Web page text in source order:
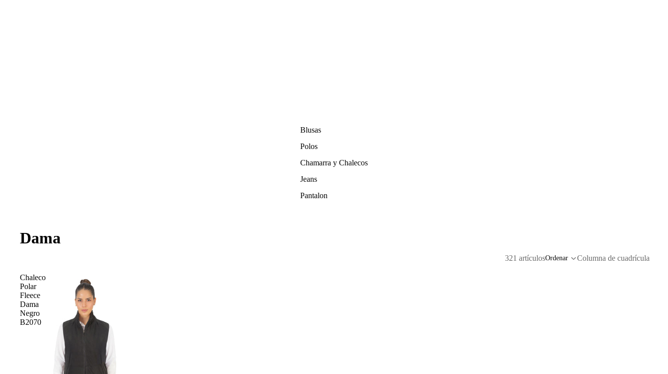
Blusas
Polos
Chamarra y Chalecos
Jeans
Pantalon
Dama
321 artículosOrdenar Columna de cuadrícula
Chaleco
Polar
Fleece
Dama
Negro
B2070